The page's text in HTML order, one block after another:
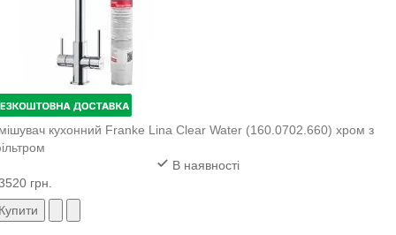
кухонний Franke Lina Clear Water (160.0702.660) хром з
В наявності
грн.